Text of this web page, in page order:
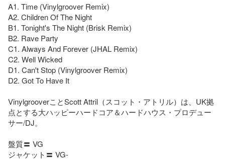
A1. Time (Vinylgroover Remix)
A2. Children Of The Night
B1. Tonight's The Night (Brisk Remix)
B2. Rave Party
C1. Always And Forever (JHAL Remix)
C2. Well Wicked
D1. Can't Stop (Vinylgroover Remix)
D2. Got To Have It
VinylgrooverことScott Attril（スコット・アトリル）は、UK拠
点とする大ハッピーハードコア＆ハードハウス・プロデュー
サー/DJ。
盤質〓 VG
ジャケット〓 VG-